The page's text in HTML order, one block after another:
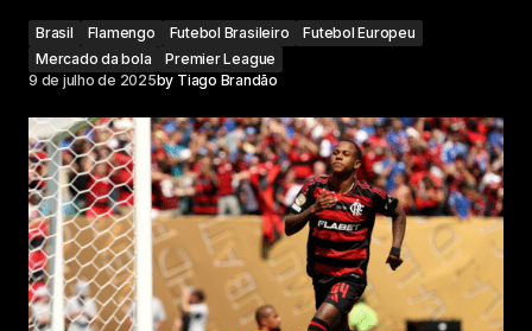
Brasil Flamengo Futebol Brasileiro
Futebol Europeu
Mercado da bola
Premier League
9 de julho de 2025by Tiago Brandão